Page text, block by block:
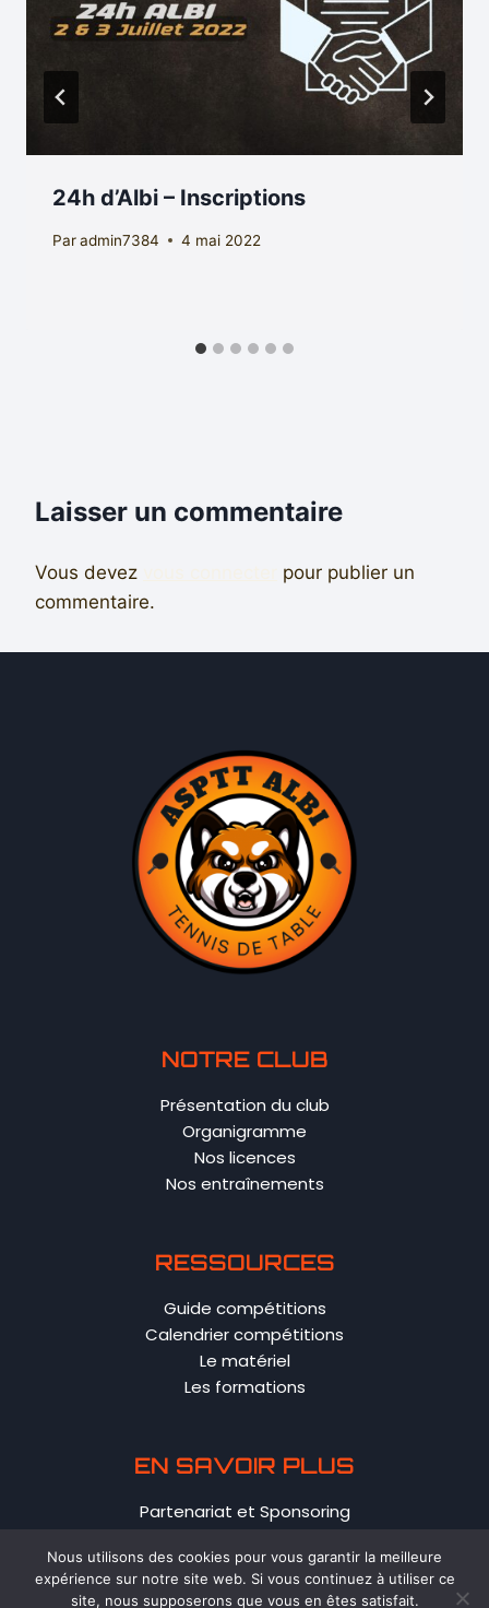
24h d’Albi – Inscriptions
Paradmin7384 4 mai 2022
Laisser un commentaire
Vous devez
pour publier un
commentaire.
NOTRE CLUB
Présentation du club
Organigramme
Nos licences
Nos entraînements
RESSOURCES
Guide compétitions
Calendrier compétitions
Le matériel
Les formations
EN SAVOIR PLUS
Partenariat et Sponsoring
Politique de confidentialité
CGV
Nous utilisons des cookies pour vous garantir la meilleure
expérience sur notre site web. Si vous continuez à utiliser ce
site, nous supposerons que vous en êtes satisfait.